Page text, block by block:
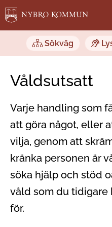
Sökväg
Våldsutsatt
Varje handling som
att göra något, eller
vilja, genom att
kränka personen är
söka hjälp och stöd
våld som du tidigare
för.